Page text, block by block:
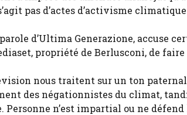
pas d’actes d’activisme
d’Ultima Generazione, accuse
propriété de Berlusconi, de
nous traitent sur un ton
des négationnistes du climat,
n’est impartial ou ne